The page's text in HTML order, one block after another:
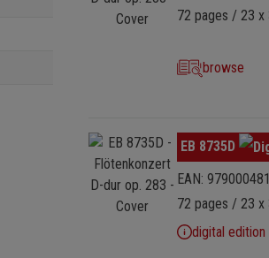
72 pages / 23
browse
Skip image galleryEB 8735D
EAN:
72 pages / 23
digital edition